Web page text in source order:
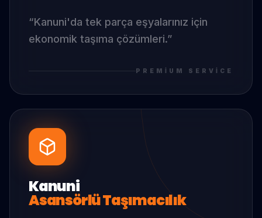
“Kanuni'da tek parça eşyalarınız için
ekonomik taşıma çözümleri.”
PREMIUM SERVICE
Kanuni
Asansörlü Taşımacılık